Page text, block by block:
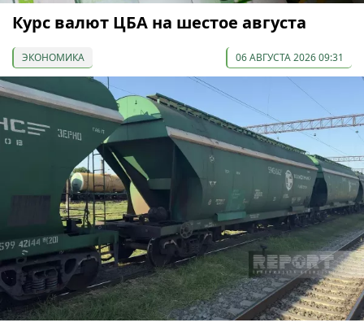
Курс валют ЦБА на шестое августа
ЭКОНОМИКА 06 АВГУСТА 2026 09:31